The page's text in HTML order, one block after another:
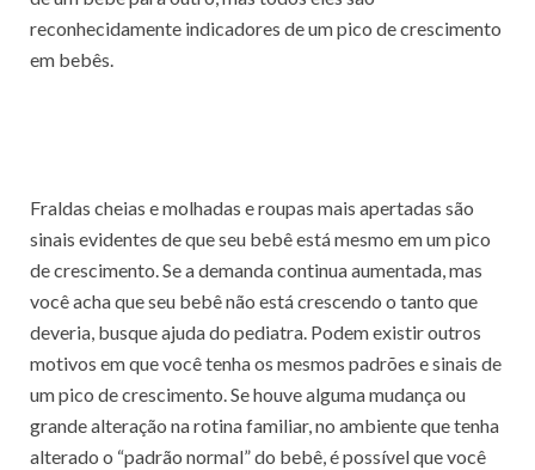
reconhecidamente indicadores de um pico de crescimento
em bebês.
Fraldas cheias e molhadas e roupas mais apertadas são
sinais evidentes de que seu bebê está mesmo em um pico
de crescimento. Se a demanda continua aumentada, mas
você acha que seu bebê não está crescendo o tanto que
deveria, busque ajuda do pediatra. Podem existir outros
motivos em que você tenha os mesmos padrões e sinais de
um pico de crescimento. Se houve alguma mudança ou
grande alteração na rotina familiar, no ambiente que tenha
alterado o “padrão normal” do bebê, é possível que você